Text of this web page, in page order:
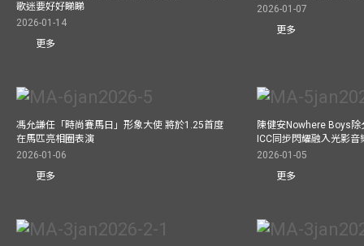
歌迷要好好睇睇
2026-01-14
更多
2026-01-07
更多
馮允謙任「時尚賽馬日」形象大使 將於1.25首度
在馬匹亮相圈表演
2026-01-06
更多
陳健安Nowhere Boys
ICC同步閃耀融入光影音
2026-01-05
更多